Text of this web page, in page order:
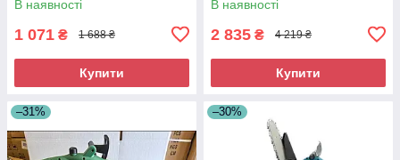
В наявності
1 071 ₴ 1 688 ₴
Купити
В наявності
2 835 ₴ 4 219 ₴
Купити
–31% –30%